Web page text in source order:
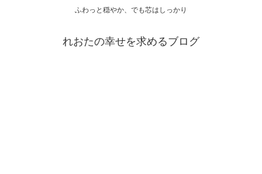
ふわっと穏やか、でも芯はしっかり
れおたの幸せを求めるブログ